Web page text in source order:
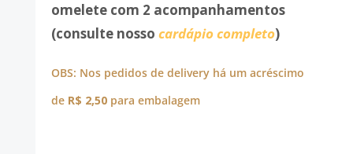
omelete com 2 acompanhamentos
(consulte nosso cardápio completo)
OBS: Nos pedidos de delivery há um acréscimo
de R$ 2,50para embalagem